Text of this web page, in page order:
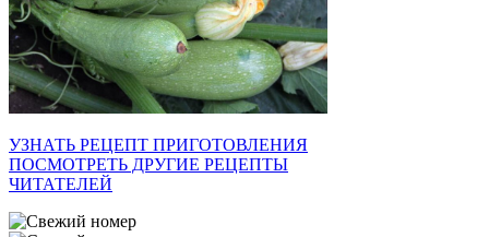
УЗНАТЬ РЕЦЕПТ ПРИГОТОВЛЕНИЯ
ПОСМОТРЕТЬ ДРУГИЕ РЕЦЕПТЫ
ЧИТАТЕЛЕЙ